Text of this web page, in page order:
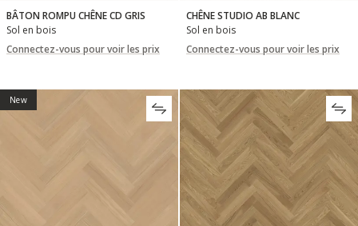
BÂTON ROMPU CHÊNE CD GRIS
Sol en bois
Connectez-vous pour voir les prix
CHÊNE STUDIO AB BLANC
Sol en bois
Connectez-vous pour voir les prix
New